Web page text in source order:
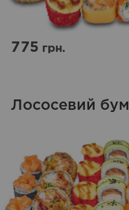
775грн.
Лососевий бум